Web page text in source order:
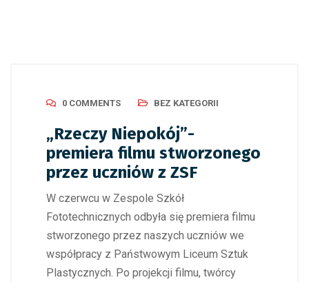
0 COMMENTS BEZ KATEGORII
„Rzeczy Niepokój”-
premiera filmu stworzonego
przez uczniów z ZSF
W czerwcu w Zespole Szkół
Fototechnicznych odbyła się premiera filmu
stworzonego przez naszych uczniów we
współpracy z Państwowym Liceum Sztuk
Plastycznych. Po projekcji filmu, twórcy